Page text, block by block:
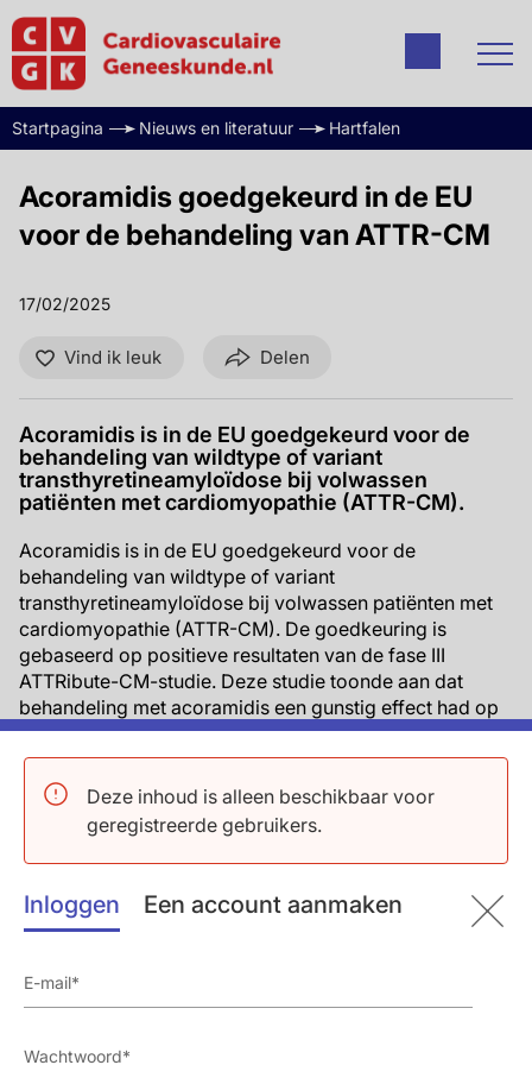
Deze inhoud is alleen beschikbaar voor
geregistreerde gebruikers.
Inloggen Een account aanmaken
Startpagina Nieuws en literatuur Hartfalen
Acoramidis goedgekeurd in de EU
voor de behandeling van ATTR-CM
17/02/2025
Vind ik leuk Delen
Acoramidis is in de EU goedgekeurd voor de
behandeling van wildtype of variant
transthyretineamyloïdose bij volwassen
patiënten met cardiomyopathie (ATTR-CM).
Acoramidis is in de EU goedgekeurd voor de
behandeling van wildtype of variant
transthyretineamyloïdose bij volwassen patiënten met
cardiomyopathie (ATTR-CM). De goedkeuring is
gebaseerd op positieve resultaten van de fase III
ATTRibute-CM-studie. Deze studie toonde aan dat
behandeling met acoramidis een gunstig effect had op
de hiërarchische samenstelling van sterfte door alle
oorzaken, CV-ziekenhuisopname, verandering in HF-
ernst of verandering in inspanningstolerantie bij ATTR-
CM-patiënten vergeleken met placebo. Over het
algemeen was acoramidis veilig en werd het goed
verdragen.
Transthyretine-amyloïde cardiomyopathie (ATTR-CM)
gevouwen TTR-aggregaten, in het hart. Acoramidis
aangetoond, waardoor de vorming van amyloïden